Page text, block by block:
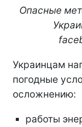
Опасные
Украинцам
погодные
осложнению:
работы